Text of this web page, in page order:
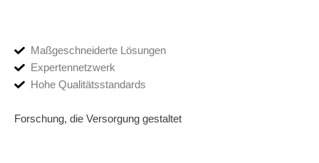
Maßgeschneiderte Lösungen
Expertennetzwerk
Hohe Qualitätsstandards
Forschung, die Versorgung gestaltet